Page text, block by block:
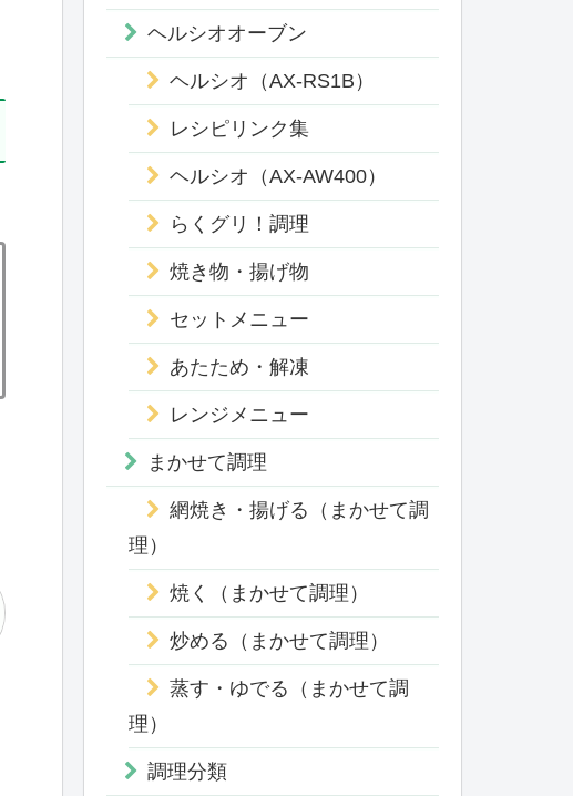
ヘルシオオーブン
ヘルシオ（AX-RS1B）
レシピリンク集
ヘルシオ（AX-AW400）
らくグリ！調理
焼き物・揚げ物
セットメニュー
あたため・解凍
レンジメニュー
まかせて調理
網焼き・揚げる（まかせて調
理）
焼く（まかせて調理）
炒める（まかせて調理）
蒸す・ゆでる（まかせて調
理）
調理分類